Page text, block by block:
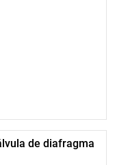
de diafragma